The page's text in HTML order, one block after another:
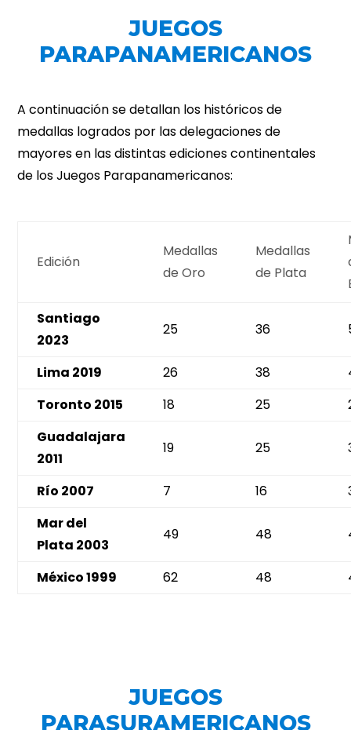
JUEGOS
PARAPANAMERICANOS
A continuación se detallan los históricos de
medallas logrados por las delegaciones de
mayores en las distintas ediciones continentales
de los Juegos Parapanamericanos:
Edición
Medallas
de Oro
Medallas
de Plata
Santiago
2023
25 36
Lima 2019 26 38
Toronto 2015
18 25
Guadalajara
2011
19 25
Río 2007 7 16
Mar del
Plata 2003
49 48
México 1999 62 48
JUEGOS
PARASURAMERICANOS